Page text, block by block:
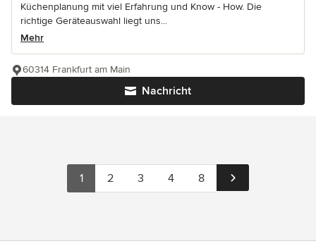
Küchenplanung mit viel Erfahrung und Know - How. Die
richtige Geräteauswahl liegt uns...
Mehr
Nachricht
60314 Frankfurt am Main
1 2 3 4 8